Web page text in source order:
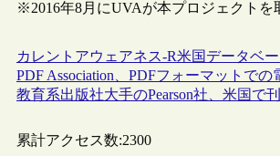
※2016年8月にUVAが本プロジェクトを
カレントアウェアネス-R米国 データベ
PDF Association、PDFフォーマットで
教育系出版社大手のPearson社、米国で
累計アクセス数:2300